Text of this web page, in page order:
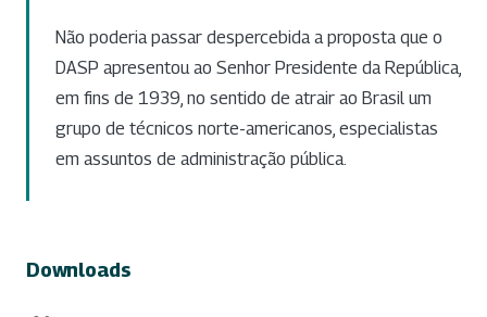
Não poderia passar despercebida a proposta que o
DASP apresentou ao Senhor Presidente da República,
em fins de 1939, no sentido de atrair ao Brasil um
grupo de técnicos norte-americanos, especialistas
em assuntos de administração pública.
Downloads